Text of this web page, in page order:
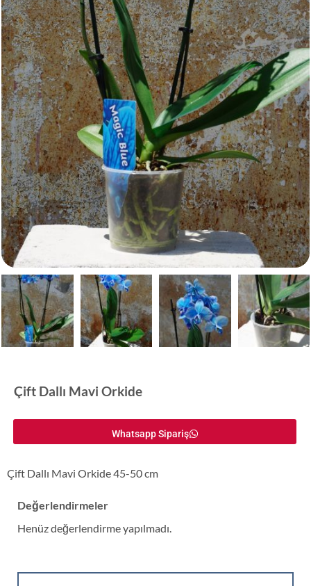
Çift Dallı Mavi Orkide
Whatsapp Sipariş
Çift Dallı Mavi Orkide 45-50 cm
Değerlendirmeler
Henüz değerlendirme yapılmadı.